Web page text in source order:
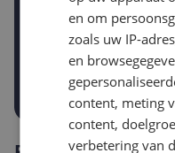
Gewenste daling of
-5% -10% -15%
en om
zoals uw IP-
en
content, meting
content,
verbetering van